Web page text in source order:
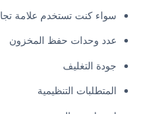
سواء كنت تستخدم علامة
عدد وحدات حفظ المخزون
جودة التغليف
المتطلبات التنظيمية